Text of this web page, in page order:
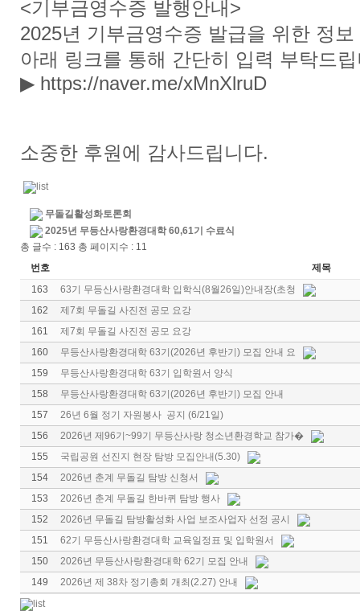
<기부금영수증 발행안내>
2025년 기부금영수증 발급을 위한 정
아래 링크를 통해 간단히 입력 부탁드
▶ https://naver.me/xMnXlruD
소중한 후원에 감사드립니다.
무돌길활성화토론회
2025년 무등산사랑환경대학 60,61기 수료식
총 글수 : 163 총 페이지수 : 11
번호
제목
163
63기 무등산사랑환경대학 입학식(8월26일)안내장(초청
162
제7회 무돌길 사진전 공모 요강
161
제7회 무돌길 사진전 공모 요강
160
무등산사랑환경대학 63기(2026년 후반기) 모집 안내 요
159
무등산사랑환경대학 63기 입학원서 양식
158
무등산사랑환경대학 63기(2026년 후반기) 모집 안내
157
26년 6월 정기 자원봉사 공지 (6/21일)
156
2026년 제96기~99기 무등산사랑 청소년환경학교 참가�
155
국립공원 선진지 현장 탐방 모집안내(5.30)
154
2026년 춘계 무돌길 탐방 신청서
153
2026년 춘계 무돌길 한바퀴 탐방 행사
152
2026년 무돌길 탐방활성화 사업 보조사업자 선정 공시
151
62기 무등산사랑환경대학 교육일정표 및 입학원서
150
2026년 무등산사랑환경대학 62기 모집 안내
149
2026년 제 38차 정기총회 개최(2.27) 안내